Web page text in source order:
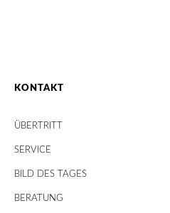
KONTAKT
ÜBERTRITT
SERVICE
BILD DES TAGES
BERATUNG